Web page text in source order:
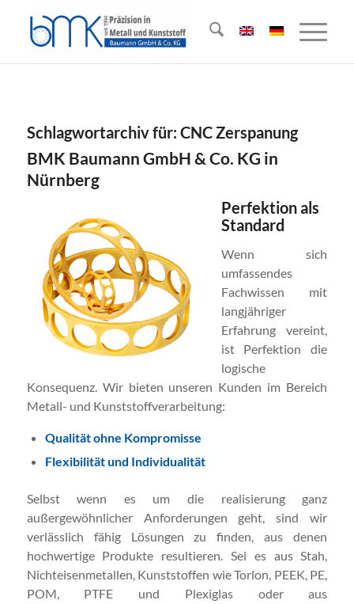
Schlagwortarchiv für: CNC Zerspanung
BMK Baumann GmbH & Co. KG in
Nürnberg
Perfektion als
Standard
Wenn sich
umfassendes
Fachwissen mit
langjähriger
Erfahrung vereint,
ist Perfektion die
logische
Konsequenz. Wir bieten unseren Kunden im Bereich
Metall- und Kunststoffverarbeitung:
Qualität ohne Kompromisse
Flexibilität und Individualität
Selbst wenn es um die realisierung ganz
außergewöhnlicher Anforderungen geht, sind wir
verlässlich fähig Lösungen zu finden, aus denen
hochwertige Produkte resultieren. Sei es aus Stah,
Nichteisenmetallen, Kunststoffen wie Torlon, PEEK, PE,
POM, PTFE und Plexiglas oder aus